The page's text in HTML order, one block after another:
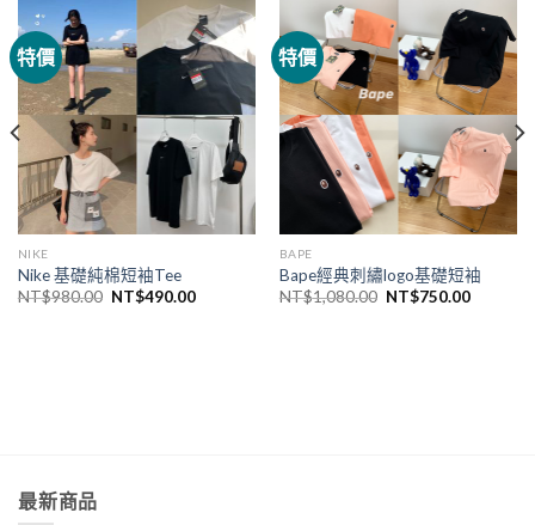
特價
NIKE
Nike 基礎純棉短袖Tee
NT$980.00 NT$490.00
特價
BAPE
Bape經典刺繡logo基礎短袖
NT$1,080.00 NT$750.00
最新商品